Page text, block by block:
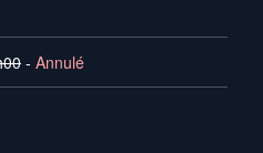
- Annulé